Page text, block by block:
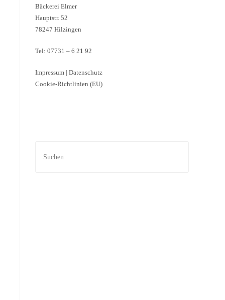
Bäckerei Elmer
Hauptstr. 52
78247 Hilzingen
Tel: 07731 – 6 21 92
Impressum | Datenschutz
Cookie-Richtlinien (EU)